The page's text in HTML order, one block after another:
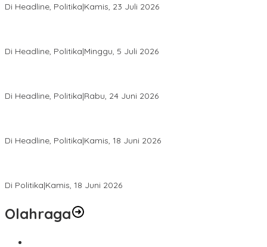
Di Headline, Politika|Kamis, 23 Juli 2026
Di Headline, Politika|Minggu, 5 Juli 2026
Di Headline, Politika|Rabu, 24 Juni 2026
Di Headline, Politika|Kamis, 18 Juni 2026
Di Politika|Kamis, 18 Juni 2026
Olahraga